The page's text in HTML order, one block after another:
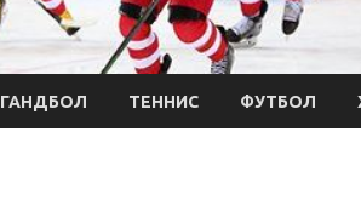
ГАНДБОЛ ТЕННИС ФУТБОЛ